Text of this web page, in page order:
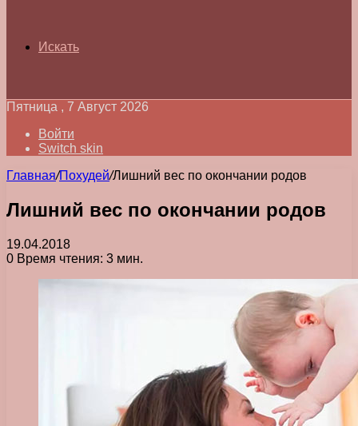
Искать
Пятница , 7 Август 2026
Войти
Switch skin
Главная/Похудей/Лишний вес по окончании родов
Лишний вес по окончании родов
19.04.2018
0 Время чтения: 3 мин.